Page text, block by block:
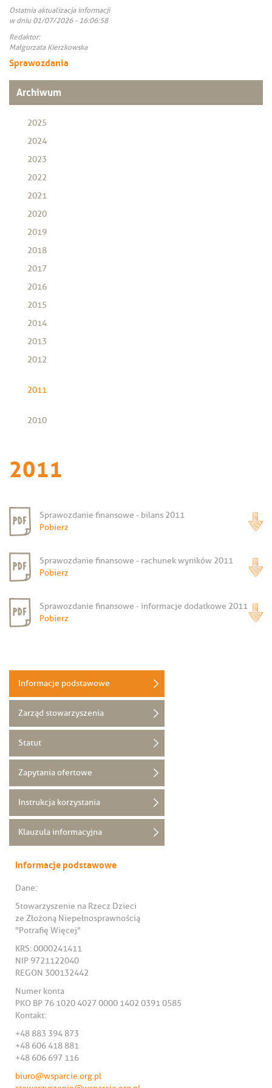
Ostatnia aktualizacja informacji
w dniu 01/07/2026 - 16:06:58
Redaktor:
Małgorzata Kierzkowska
Sprawozdania
Archiwum
2025
2024
2023
2022
2021
2020
2019
2018
2017
2016
2015
2014
2013
2012
2011
2010
2011
Sprawozdanie finansowe - bilans 2011
Pobierz
Sprawozdanie finansowe - rachunek wyników 2011
Pobierz
Sprawozdanie finansowe - informacje dodatkowe 2011
Pobierz
Informacje podstawowe
Zarząd stowarzyszenia
Statut
Zapytania ofertowe
Instrukcja korzystania
Klauzula informacyjna
Informacje podstawowe
Dane:
Stowarzyszenie na Rzecz Dzieci
ze Złożoną Niepełnosprawnością
"Potrafię Więcej"
KRS: 0000241411
NIP 9721122040
REGON 300132442
Numer konta
PKO BP 76 1020 4027 0000 1402 0391 0585
Kontakt:
+48 883 394 873
+48 606 418 881
+48 606 697 116
biuro@wsparcie.org.pl